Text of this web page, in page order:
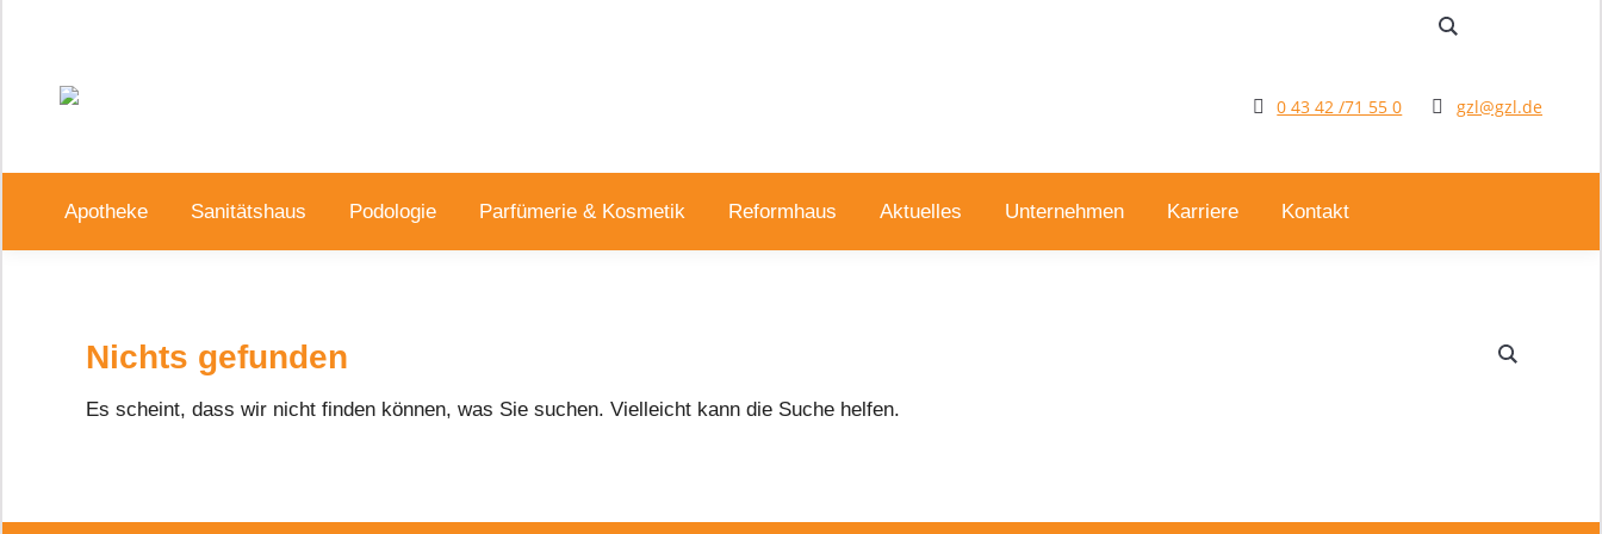
0 43 42 /71 55 0 gzl@gzl.de
Apotheke Sanitätshaus Podologie Parfümerie & Kosmetik Reformhaus Aktuelles Unternehmen Karriere Kontakt
Nichts gefunden
Es scheint, dass wir nicht finden können, was Sie suchen. Vielleicht kann die Suche helfen.